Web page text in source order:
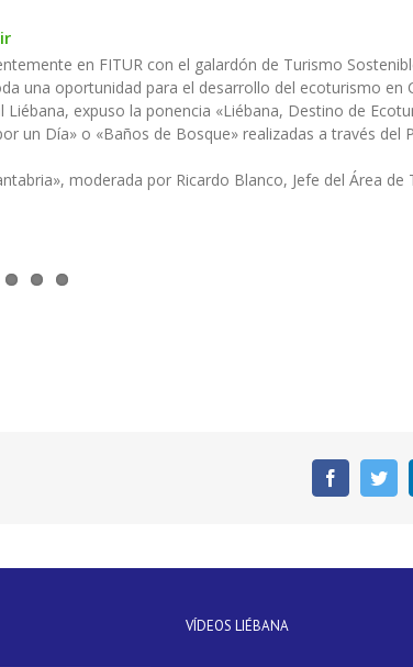
en FITUR con el galardón de Turismo
una oportunidad para el desarrollo del ecoturismo en
expuso la ponencia «Liébana, Destino de
un Día» o «Baños de Bosque» realizadas a través del
moderada por Ricardo Blanco, Jefe del Área de
Facebook
VÍDEOS LIÉBANA